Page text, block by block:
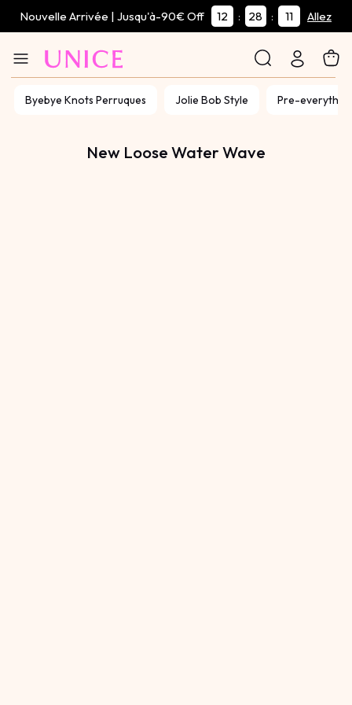
Nouvelle Arrivée | Jusqu'à-90€ Off 12 : 28 : 11 Allez
Byebye Knots Perruques Jolie Bob Style Pre-
New Loose Water Wave